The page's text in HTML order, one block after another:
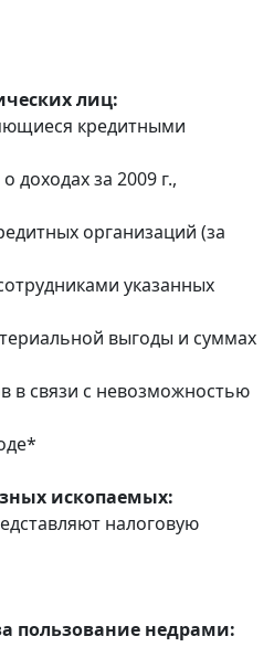
лиц:
кредитными
доходах за 2009 г.,
организаций (за
указанных
выгоды и суммах
в связи с невозможностью
ископаемых:
налоговую
пользование недрами: